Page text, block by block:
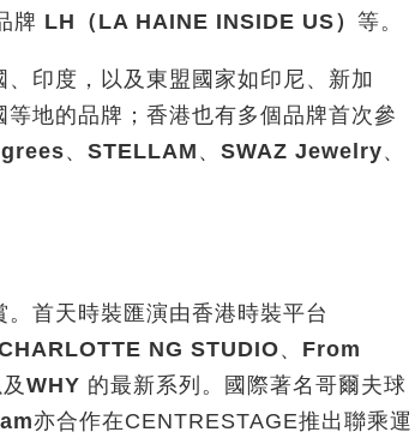
牌 LH （ LA HAINE INSIDE US） 等。
印度，以及東盟國家如印尼、新加
地的品牌；香港也有多個品牌首次參
、 STELLAM 、 SWAZ Jewelry、
首天時裝匯演由香港時裝平台
NG STUDIO、 From
WHY 的最新系列。國際著名哥爾夫球
亦合作在CENTRESTAGE推出聯乘運